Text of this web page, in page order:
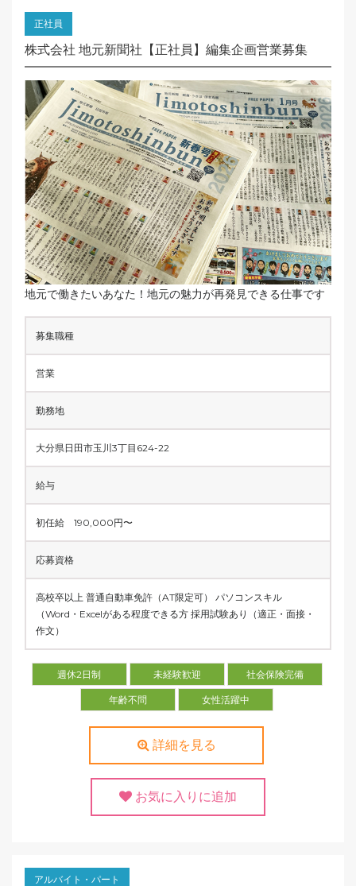
正社員
株式会社 地元新聞社【正社員】編集企画営業募集
地元で働きたいあなた！地元の魅力が再発見できる仕事です
募集職種
営業
勤務地
大分県日田市玉川3丁目624-22
給与
初任給 190,000円〜
応募資格
高校卒以上 普通自動車免許（AT限定可） パソコンスキル
（Word・Excelがある程度できる方 採用試験あり（適正・面接・
作文）
週休2日制 未経験歓迎 社会保険完備
年齢不問 女性活躍中
詳細を見る
お気に入りに追加
アルバイト・パート